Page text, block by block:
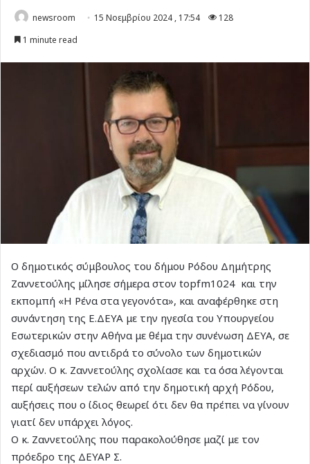
newsroom 15 Νοεμβρίου 2024 , 17:54
128
1 minute read
Ο δημοτικός σύμβουλος του δήμου Ρόδου Δημήτρης
Ζαννετούλης μίλησε σήμερα στον topfm1024 και την
εκπομπή «Η Ρένα στα γεγονότα», και αναφέρθηκε στη
συνάντηση της Ε.ΔΕΥΑ με την ηγεσία του Υπουργείου
Εσωτερικών στην Αθήνα με θέμα την συνένωση ΔΕΥΑ, σε
σχεδιασμό που αντιδρά το σύνολο των δημοτικών
αρχών. Ο κ. Ζαννετούλης σχολίασε και τα όσα λέγονται
περί αυξήσεων τελών από την δημοτική αρχή Ρόδου,
αυξήσεις που ο ίδιος θεωρεί ότι δεν θα πρέπει να γίνουν
γιατί δεν υπάρχει λόγος.
Ο κ. Ζαννετούλης που παρακολούθησε μαζί με τον
πρόεδρο της ΔΕΥΑΡ Σ.